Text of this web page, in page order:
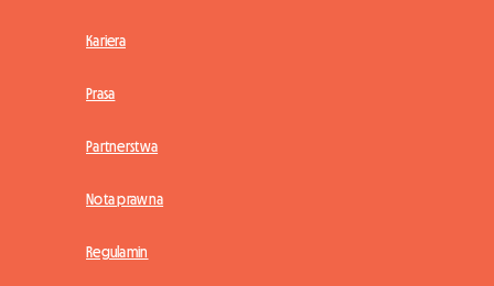
Kariera
Prasa
Partnerstwa
Nota prawna
Regulamin